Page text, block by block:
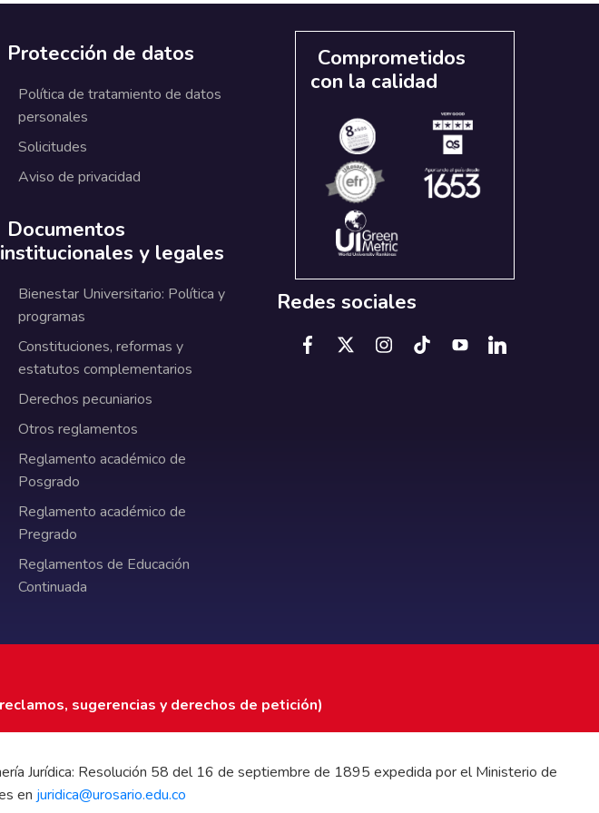
Protección de datos
Política de tratamiento de datos
personales
Solicitudes
Aviso de privacidad
Documentos
institucionales y legales
Bienestar Universitario: Política y
programas
Constituciones, reformas y
estatutos complementarios
Derechos pecuniarios
Otros reglamentos
Reglamento académico de
Posgrado
Reglamento académico de
Pregrado
Reglamentos de Educación
Continuada
Comprometidos
con la calidad
Redes sociales
sugerencias y derechos de petición)
Jurídica: Resolución 58 del 16 de septiembre de 1895 expedida por el Ministerio de
en juridica@urosario.edu.co